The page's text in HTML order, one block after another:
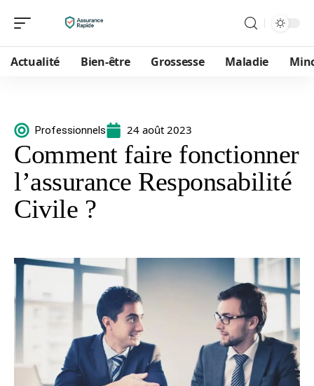
Actualité Bien-être Grossesse Maladie
Professionnels 24 août 2023
Comment faire fonctionner
l’assurance Responsabilité
Civile ?